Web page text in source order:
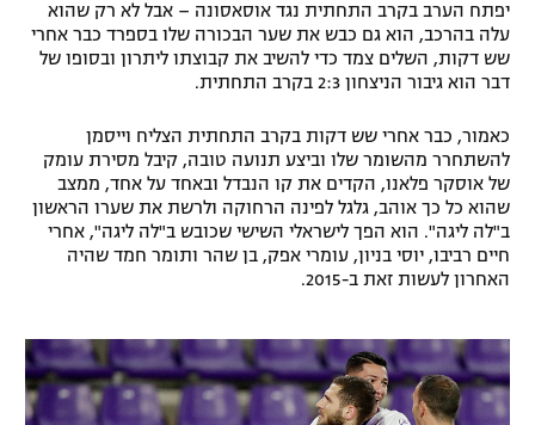
תקנון עבור פעילות ספורט 1 – "מרלן"
גיימינג E-Sports
מדיניות פרטיות
תקנון פעילות ספורט 1
הצטרפות לחבילת הערוצים
בייסבול MLB
ספורט אתגרי ואקסטרים
אומנויות לחימה
גיימינג E-Sports
יפתח הערב בקרב התחתית נגד אוסאסונה – אבל לא רק שהוא
עלה בהרכב, הוא גם כבש את שער הבכורה שלו בספרד כבר אחרי
שש דקות, השלים צמד כדי להשיב את קבוצתו ליתרון ובסופו של
דבר הוא גיבור הניצחון 2:3 בקרב התחתית.
כאמור, כבר אחרי שש דקות בקרב התחתית הצליח וייסמן
להשתחרר מהשומר שלו וביצע תנועה טובה, קיבל מסירת עומק
של אוסקר פלאנו, הקדים את קו הנבדל ובאחד על אחד, ממצב
שהוא כל כך אוהב, גלגל לפינה הרחוקה ולרשת את שערו הראשון
ב"לה ליגה". הוא הפך לישראלי השישי שכובש ב"לה ליגה", אחרי
חיים רביבו, יוסי בניון, עומרי אפק, בן שהר ותומר חמד שהיה
האחרון לעשות זאת ב-2015.